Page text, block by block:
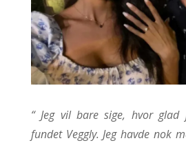
“Jeg vil bare sige, hvor
fundet Veggly. Jeg havde nok